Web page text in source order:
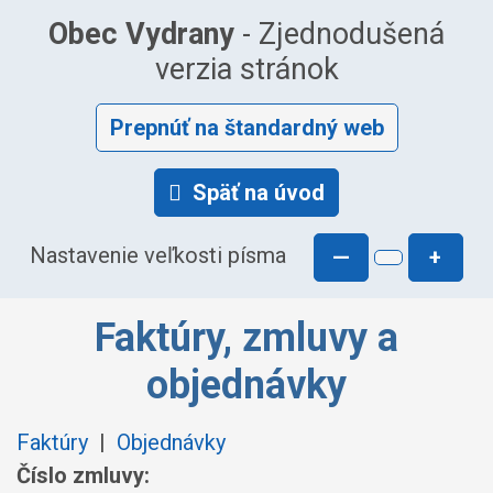
Obec Vydrany - Zjednodušená
verzia stránok
Prepnúť na štandardný web
Späť na úvod
Nastavenie veľkosti písma — +
Faktúry, zmluvy a
objednávky
Faktúry | Objednávky
Číslo zmluvy: